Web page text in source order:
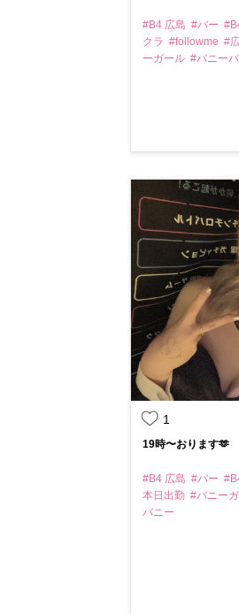
#B4 広島 #バー
クラ #followme #
ーガール #バニー
1
19時〜おります🫶
#B4 広島 #バー
本日出勤 #バニー
バニー